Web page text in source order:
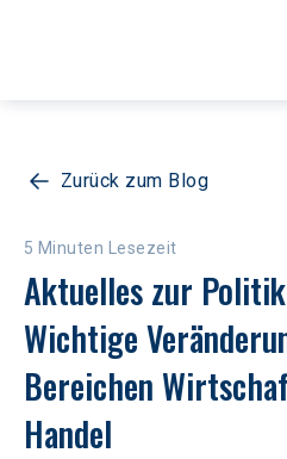
Zurück zum Blog
5 Minuten Lesezeit
Aktuelles zur
Wichtige
Bereichen
Handel